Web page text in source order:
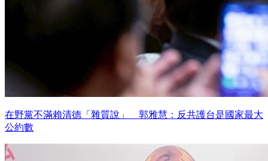
在野黨不滿賴清德「雜質說」 郭雅慧：反共護台是國家最大
公約數